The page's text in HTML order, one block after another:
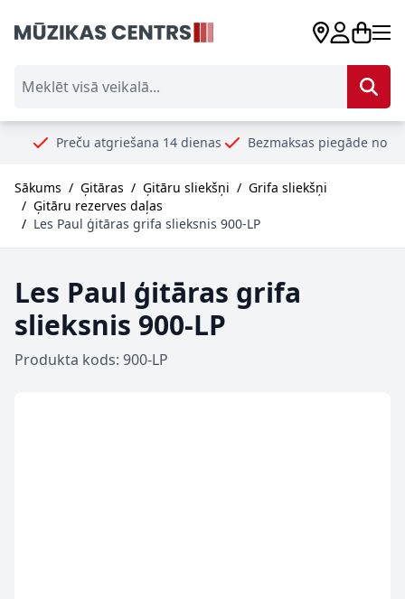
atgriešana 14 dienas Bezmaksas piegāde no 99€
Sākums / Ģitāras / Ģitāru sliekšņi / Grifa sliekšņi
/ Ģitāru rezerves daļas
/ Les Paul ģitāras grifa slieksnis 900-LP
Les Paul ģitāras grifa
slieksnis 900-LP
Produkta kods: 900-LP